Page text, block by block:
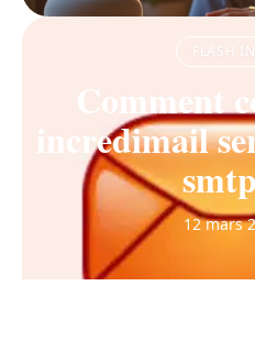
FLASH
Comment
incredimail
12 mars